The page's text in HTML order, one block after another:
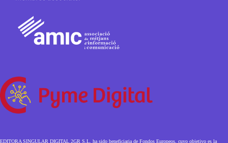
EDITORA SINGULAR DIGITAL 2GR S.L. ha sido beneficiaria de Fondos Europeos, cuyo objetivo es la